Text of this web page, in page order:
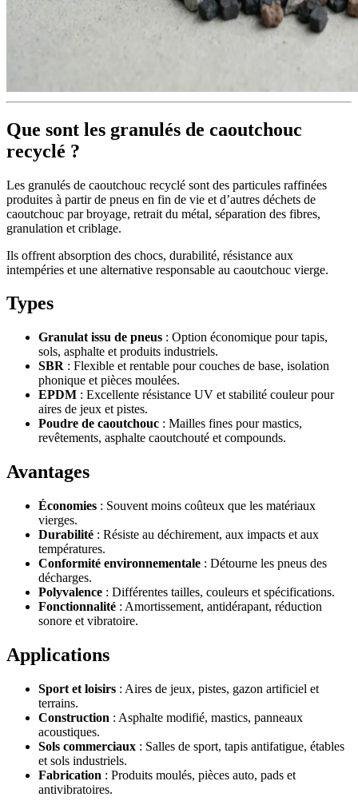
Que sont les granulés de caoutchouc
recyclé ?
Les granulés de caoutchouc recyclé sont des particules raffinées
produites à partir de pneus en fin de vie et d’autres déchets de
caoutchouc par broyage, retrait du métal, séparation des fibres,
granulation et criblage.
Ils offrent absorption des chocs, durabilité, résistance aux
intempéries et une alternative responsable au caoutchouc vierge.
Types
Granulat issu de pneus : Option économique pour tapis,
sols, asphalte et produits industriels.
SBR : Flexible et rentable pour couches de base, isolation
phonique et pièces moulées.
EPDM : Excellente résistance UV et stabilité couleur pour
aires de jeux et pistes.
Poudre de caoutchouc : Mailles fines pour mastics,
revêtements, asphalte caoutchouté et compounds.
Avantages
Économies : Souvent moins coûteux que les matériaux
vierges.
Durabilité : Résiste au déchirement, aux impacts et aux
températures.
Conformité environnementale : Détourne les pneus des
décharges.
Polyvalence : Différentes tailles, couleurs et spécifications.
Fonctionnalité : Amortissement, antidérapant, réduction
sonore et vibratoire.
Applications
Sport et loisirs : Aires de jeux, pistes, gazon artificiel et
terrains.
Construction : Asphalte modifié, mastics, panneaux
acoustiques.
Sols commerciaux : Salles de sport, tapis antifatigue, étables
et sols industriels.
Fabrication : Produits moulés, pièces auto, pads et
antivibratoires.